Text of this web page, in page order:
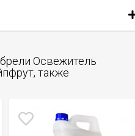
Освежитель
также